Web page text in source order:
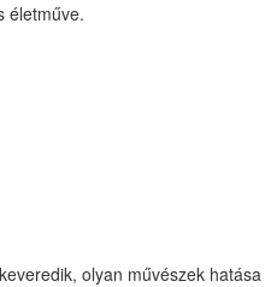
életműve.
olyan művészek